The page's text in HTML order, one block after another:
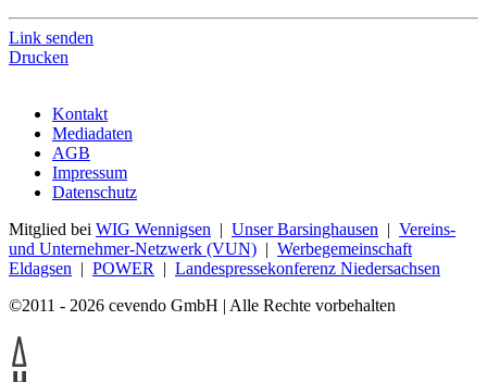
Link senden
Drucken
Kontakt
Mediadaten
AGB
Impressum
Datenschutz
Mitglied bei WIG Wennigsen | Unser Barsinghausen | Vereins-
und Unternehmer-Netzwerk (VUN) | Werbegemeinschaft
Eldagsen | POWER | Landespressekonferenz Niedersachsen
©2011 - 2026 cevendo GmbH | Alle Rechte vorbehalten